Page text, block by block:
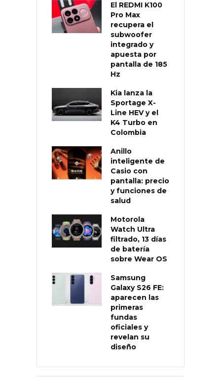
El REDMI K100
Pro Max
recupera el
subwoofer
integrado y
apuesta por
pantalla de 185
Hz
Kia lanza la
Sportage X-
Line HEV y el
K4 Turbo en
Colombia
Anillo
inteligente de
Casio con
pantalla: precio
y funciones de
salud
Motorola
Watch Ultra
filtrado, 13 días
de batería
sobre Wear OS
Samsung
Galaxy S26 FE:
aparecen las
primeras
fundas
oficiales y
revelan su
diseño